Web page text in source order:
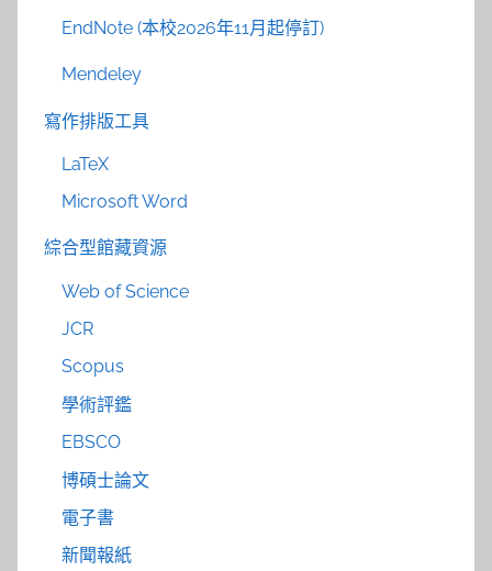
EndNote (本校2026年11月起停訂)
Mendeley
寫作排版工具
LaTeX
Microsoft Word
綜合型館藏資源
Web of Science
JCR
Scopus
學術評鑑
EBSCO
博碩士論文
電子書
新聞報紙